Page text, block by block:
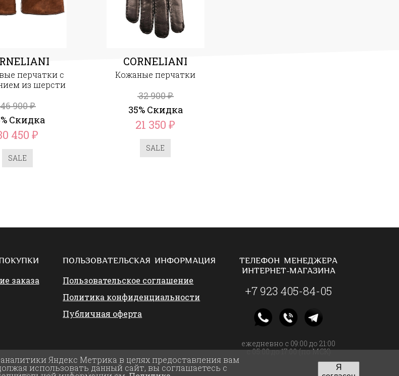
перчатки с
из шерсти
46 900₽
Скидка
450₽
SALE
CORNELIANI
Кожаные перчатки
32 900₽
35% Скидка
21 350₽
SALE
заказа
ПОЛЬЗОВАТЕЛЬСКАЯ ИНФОРМАЦИЯ
Пользовательское соглашение
Политика конфиденциальности
Публичная оферта
ТЕЛЕФОН МЕНЕДЖЕРА
ИНТЕРНЕТ-МАГАЗИНА
+7 923 405-84-05
ежедневно с 09:00 до 21:00
с 05:00 до 17:00 (по МСК)
Яндекс Метрика в целях предоставления вам
использовать данный сайт, вы соглашаетесь с
Я